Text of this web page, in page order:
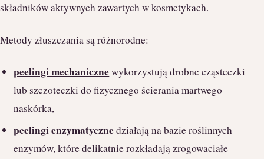
składników aktywnych zawartych w kosmetykach.
Metody złuszczania są różnorodne:
peelingi mechanicznewykorzystują drobne cząsteczki
lub szczoteczki do fizycznego ścierania martwego
naskórka,
peelingi enzymatycznedziałają na bazie roślinnych
enzymów, które delikatnie rozkładają zrogowaciałe